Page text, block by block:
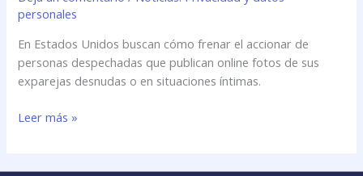
personales
En Estados Unidos buscan cómo frenar el accionar de
personas despechadas que publican online fotos de sus
exparejas desnudas o en situaciones íntimas.
Leer más »